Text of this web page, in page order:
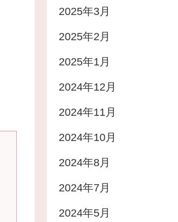
2025年3月
2025年2月
2025年1月
2024年12月
2024年11月
2024年10月
2024年8月
2024年7月
2024年5月